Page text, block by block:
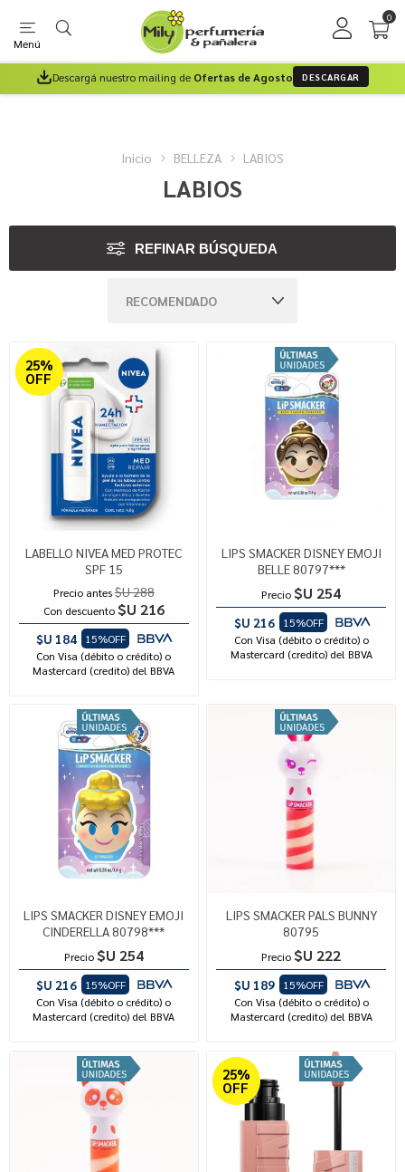
Menú
0
Descargá nuestro mailing de Ofertas de Agosto DESCARGAR
Inicio BELLEZA LABIOS
LABIOS
REFINAR BÚSQUEDA
25%
OFF
LABELLO NIVEA MED PROTEC
SPF 15
Precio antes$U 288
Con descuento $U 216
$U 184
15%OFF
Con Visa (débito o crédito) o
Mastercard (credito) del BBVA
LIPS SMACKER DISNEY EMOJI
BELLE 80797***
Precio $U 254
$U 216
15%OFF
Con Visa (débito o crédito) o
Mastercard (credito) del BBVA
LIPS SMACKER DISNEY EMOJI
CINDERELLA 80798***
Precio $U 254
$U 216
15%OFF
Con Visa (débito o crédito) o
Mastercard (credito) del BBVA
LIPS SMACKER PALS BUNNY
80795
Precio $U 222
$U 189
15%OFF
Con Visa (débito o crédito) o
Mastercard (credito) del BBVA
25%
OFF